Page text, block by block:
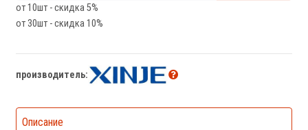
от 10шт - скидка 5%
от 30шт - скидка 10%
производитель:
Описание